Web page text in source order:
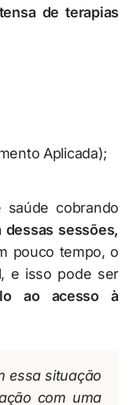
de terapias
Aplicada);
cobrando
dessas sessões,
pouco tempo, o
e isso pode ser
ao acesso à
essa situação
com uma